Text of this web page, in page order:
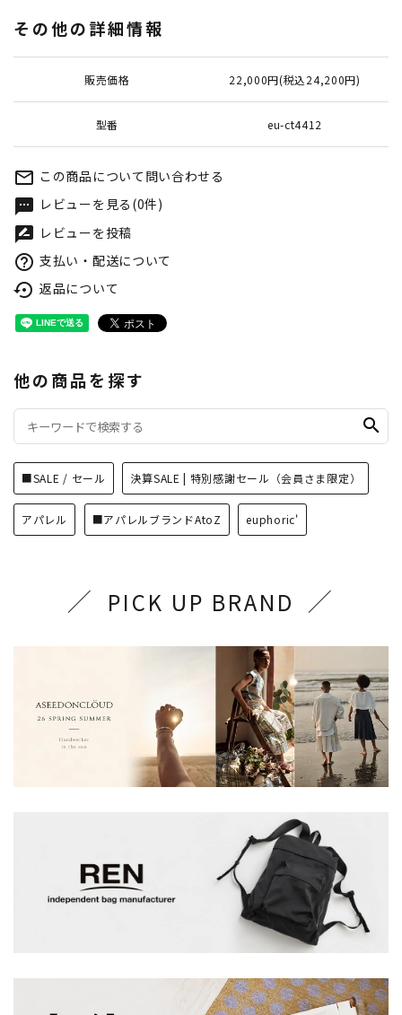
その他の詳細情報
販売価格 22,000円(税込24,200円)
型番 eu-ct4412
mail_outline この商品について問い合わせる
textsms レビューを見る(0件)
rate_review レビューを投稿
help_outline 支払い・配送について
settings_backup_restore 返品について
他の商品を探す
search
■SALE / セール 決算SALE | 特別感謝セール（会員さま限定）
アパレル ■アパレルブランドAtoZ euphoric'
PICK UP BRAND